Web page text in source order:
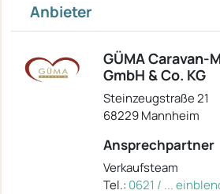
Anbieter
GÜMA Caravan-
GmbH & Co. KG
Steinzeugstraße 21
68229 Mannheim
Ansprechpartner
Verkaufsteam
Tel.: 0621 / ...